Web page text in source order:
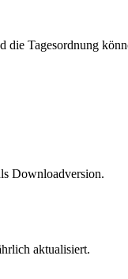
die Tagesordnung
Downloadversion.
aktualisiert.